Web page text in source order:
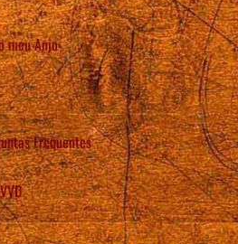
meu Anjo
Frequentes